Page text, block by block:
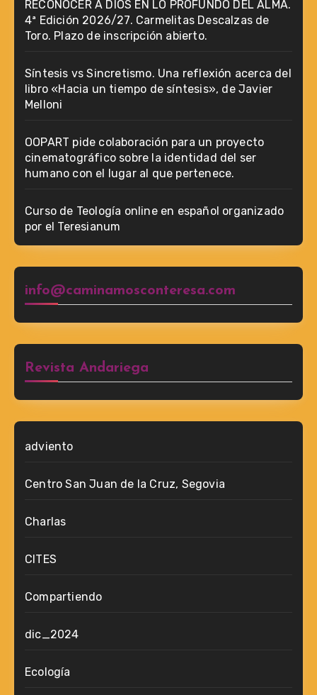
RECONOCER A DIOS EN LO PROFUNDO DEL ALMA.
4ª Edición 2026/27. Carmelitas Descalzas de
Toro. Plazo de inscripción abierto.
Síntesis vs Sincretismo. Una reflexión acerca del
libro «Hacia un tiempo de síntesis», de Javier
Melloni
OOPART pide colaboración para un proyecto
cinematográfico sobre la identidad del ser
humano con el lugar al que pertenece.
Curso de Teología online en español organizado
por el Teresianum
info@caminamosconteresa.com
Revista Andariega
adviento
Centro San Juan de la Cruz, Segovia
Charlas
CITES
Compartiendo
dic_2024
Ecología